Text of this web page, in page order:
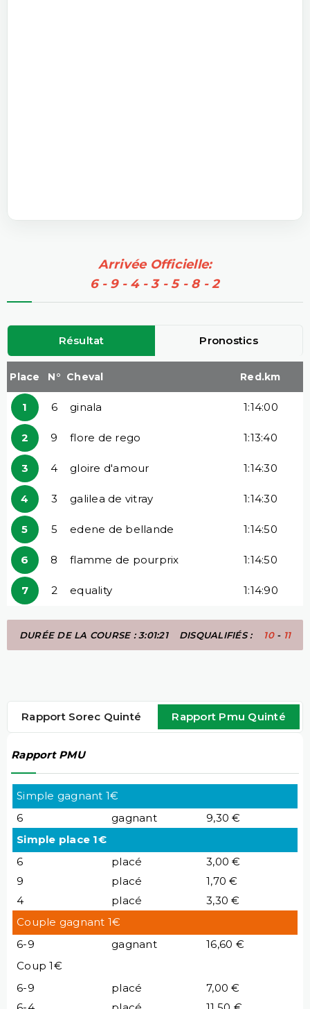
Arrivée Officielle:
6 - 9 - 4 - 3 - 5 - 8 - 2
Résultat Pronostics
Place N° Cheval Red.km
1 6 ginala 1:14:00
2 9 flore de rego 1:13:40
3 4 gloire d'amour 1:14:30
4 3 galilea de vitray 1:14:30
5 5 edene de bellande 1:14:50
6 8 flamme de pourprix 1:14:50
7 2 equality 1:14:90
DURÉE DE LA COURSE : 3:01:21 DISQUALIFIÉS : 10- 11
Rapport Sorec Quinté Rapport Pmu Quinté
Rapport PMU
Simple gagnant 1€
6
gagnant
9,30 €
Simple place 1€
6
placé
3,00 €
9
placé
1,70 €
4
placé
3,30 €
Couple gagnant 1€
6-9
gagnant
16,60 €
Coup 1€
6-9
placé
7,00 €